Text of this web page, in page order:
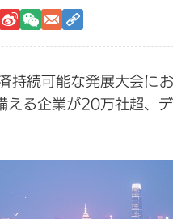
続可能な発展大会に
える企業が20万社超